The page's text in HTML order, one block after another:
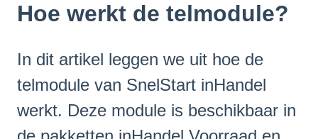
Hoe werkt de telmodule?
In dit artikel leggen we uit hoe de
telmodule van SnelStart inHandel
werkt. Deze module is beschikbaar in